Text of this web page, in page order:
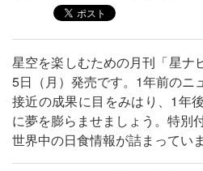
星空を楽しむための月刊「星ナ
5日（月）発売です。1年前のニ
接近の成果に目をみはり、1年
に夢を膨らませましょう。特別
世界中の日食情報が詰まっていま